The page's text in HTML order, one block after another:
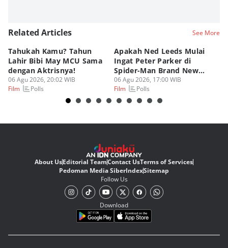
Related Articles See More
Tahukah Kamu? Tahun
Lahir Bibi May MCU Sama
dengan Aktrisnya!
06 Agu 2026, 20:02 WIB
Film
Polls
Apakah Ned Leeds Mulai
Ingat Peter Parker di
Spider-Man Brand New
Day?
06 Agu 2026, 17:00 WIB
Film
Polls
About UsEditorial TeamContact UsTerms of Services
Pedoman Media SiberIndexSitemap
Follow Us
Download